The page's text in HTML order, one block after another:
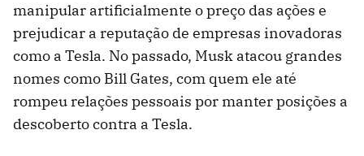
manipular artificialmente o preço das ações e
prejudicar a reputação de empresas inovadoras
como a Tesla. No passado, Musk atacou grandes
nomes como Bill Gates, com quem ele até
rompeu relações pessoais por manter posições a
descoberto contra a Tesla.